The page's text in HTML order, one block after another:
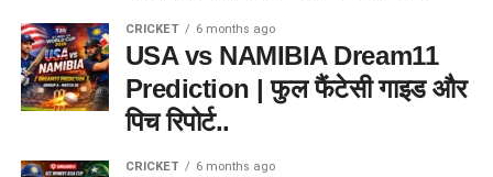
CRICKET 6 months ago
USA vs NAMIBIA Dream11
Prediction | फुल फैंटेसी गाइड और
पिच रिपोर्ट..
CRICKET 6 months ago